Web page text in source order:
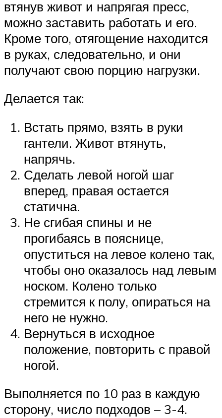
втянув живот и напрягая пресс,
можно заставить работать и его.
Кроме того, отягощение находится
в руках, следовательно, и они
получают свою порцию нагрузки.
Делается так:
Встать прямо, взять в руки
гантели. Живот втянуть,
напрячь.
Сделать левой ногой шаг
вперед, правая остается
статична.
Не сгибая спины и не
прогибаясь в пояснице,
опуститься на левое колено так,
чтобы оно оказалось над левым
носком. Колено только
стремится к полу, опираться на
него не нужно.
Вернуться в исходное
положение, повторить с правой
ногой.
Выполняется по 10 раз в каждую
сторону, число подходов – 3-4.